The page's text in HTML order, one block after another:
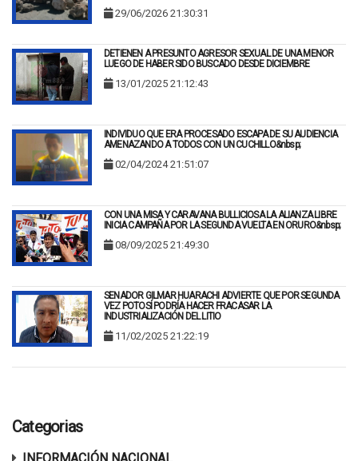
29/06/2026 21:30:31
DETIENEN A PRESUNTO AGRESOR SEXUAL DE UNA MENOR
LUEGO DE HABER SIDO BUSCADO DESDE DICIEMBRE
13/01/2025 21:12:43
INDIVIDUO QUE ERA PROCESADO ESCAPA DE SU AUDIENCIA
AMENAZANDO A TODOS CON UN CUCHILLO&nbsp;
02/04/2024 21:51:07
CON UNA MISA Y CARAVANA BULLICIOSA LA ALIANZA LIBRE
INICIA CAMPAÑA POR LA SEGUNDA VUELTA EN ORURO&nbsp;
08/09/2025 21:49:30
SENADOR GILMAR HUARACHI ADVIERTE QUE POR SEGUNDA
VEZ POTOSÍ PODRÍA HACER FRACASAR LA
INDUSTRIALIZACIÓN DEL LITIO
11/02/2025 21:22:19
Categorias